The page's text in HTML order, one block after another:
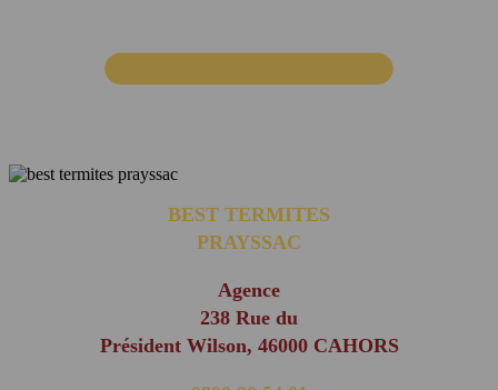
BEST TERMITES
PRAYSSAC
Agence
238 Rue du
Président Wilson, 46000 CAHORS